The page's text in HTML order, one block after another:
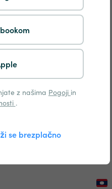
z našima Pogoji in
.
se brezplačno